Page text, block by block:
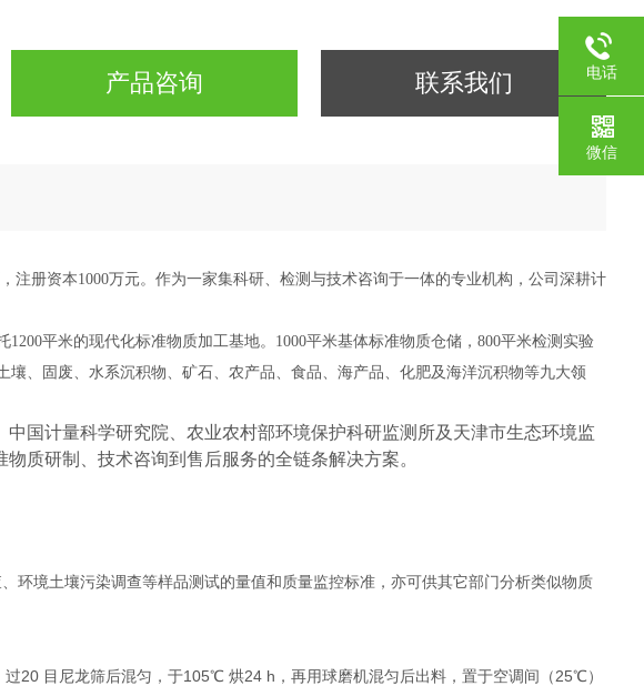
产品咨询 联系我们
注册资本1000万元。作为一家集科研、检测与技术咨询于一体的专业机构，公司深耕计
平米的现代化标准物质加工基地。1000平米基体标准物质仓储，800平米检测实验
、固废、水系沉积物、矿石、农产品、食品、海产品、化肥及海洋沉积物等九大领
国计量科学研究院、农业农村部环境保护科研监测所及天津市生态环境监
质研制、技术咨询到售后服务的全链条解决方案。
环境土壤污染调查等样品测试的量值和质量监控标准，亦可供其它部门分析类似物质
过20 目尼龙筛后混匀，于105℃ 烘24 h ，再用球磨机混匀后出料，置于空调间（25℃）
电话
微信